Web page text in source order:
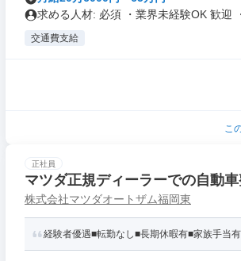
求める人材: 必須 ・業界未経験OK 歓迎
交通費支給
こ
正社員
マツダ正規ディーラーでの自動
株式会社マツダオートザム福岡東
経験者優遇■転勤なし■長期休暇有■家族手当